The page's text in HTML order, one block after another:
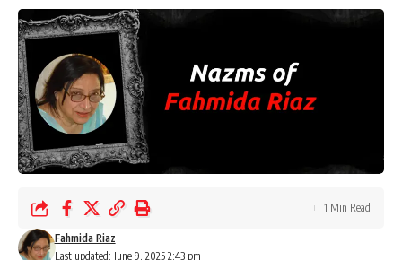
Last updated: June 9, 2025 2:43 pm
Fahmida Riaz
1 Min Read